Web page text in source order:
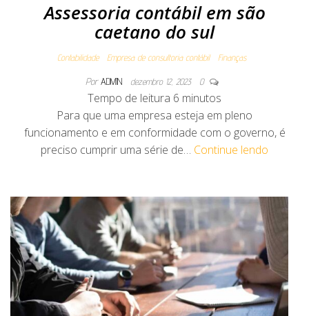
Assessoria contábil em são
caetano do sul
Contabilidade Empresa de consultoria contábil Finanças
Por ADMIN dezembro 12, 2023 0
Tempo de leitura 6 minutos
Para que uma empresa esteja em pleno
funcionamento e em conformidade com o governo, é
preciso cumprir uma série de… Continue lendo